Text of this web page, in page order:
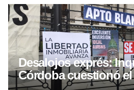
Desalojos exprés:
Córdoba cuestionó